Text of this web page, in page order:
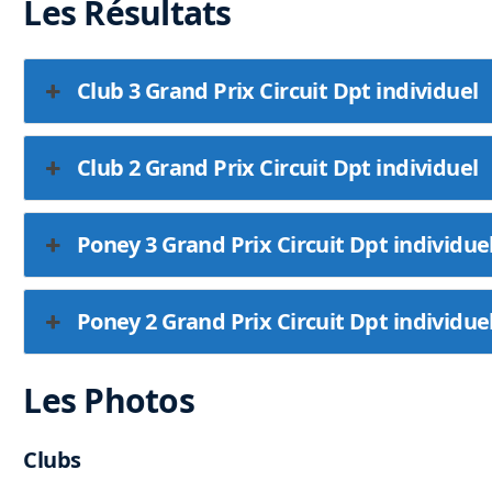
Les Résultats
Club 3 Grand Prix Circuit Dpt individuel
Club 2 Grand Prix Circuit Dpt individuel
Poney 3 Grand Prix Circuit Dpt
Poney 2 Grand Prix Circuit Dpt
Les Photos
Clubs